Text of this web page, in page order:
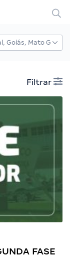
Filtrar
FASE